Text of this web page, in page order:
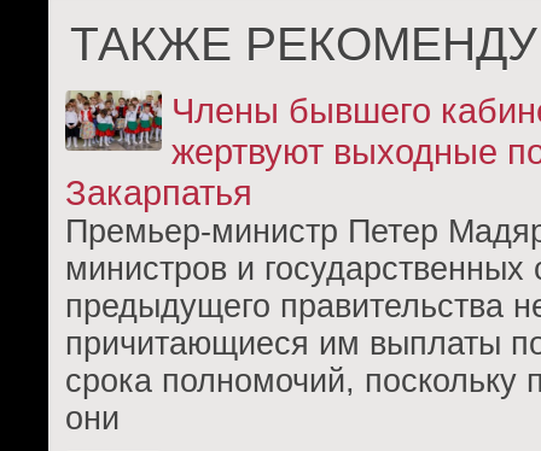
ТАКЖЕ
Члены бывшего
жертвуют выходные
Закарпатья
Премьер-министр Петер
министров и государственных
предыдущего правительства
причитающиеся им выплаты
срока полномочий, поскольку
они